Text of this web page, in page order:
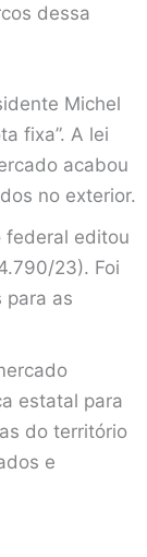
dessa
Michel
fixa”. A lei
acabou
no exterior.
federal editou
23). Foi
para as
estatal para
do território
e